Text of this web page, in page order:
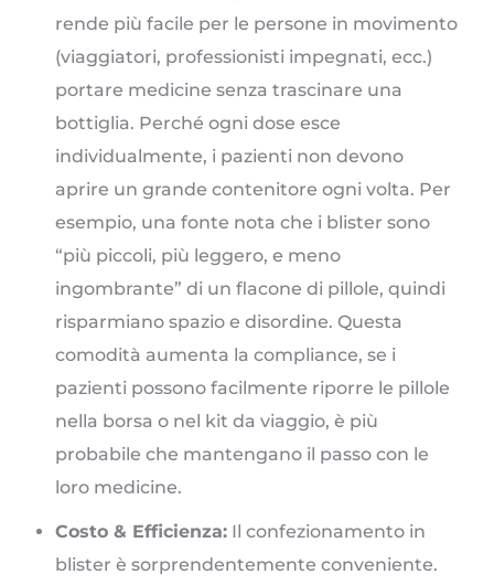
rende più facile per le persone in movimento
(viaggiatori, professionisti impegnati, ecc.)
portare medicine senza trascinare una
bottiglia. Perché ogni dose esce
individualmente, i pazienti non devono
aprire un grande contenitore ogni volta. Per
esempio, una fonte nota che i blister sono
“più piccoli, più leggero, e meno
ingombrante” di un flacone di pillole, quindi
risparmiano spazio e disordine. Questa
comodità aumenta la compliance, se i
pazienti possono facilmente riporre le pillole
nella borsa o nel kit da viaggio, è più
probabile che mantengano il passo con le
loro medicine.
Costo & Efficienza: Il confezionamento in
blister è sorprendentemente conveniente.